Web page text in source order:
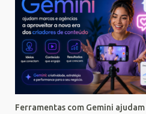
Ferramentas com Gemini